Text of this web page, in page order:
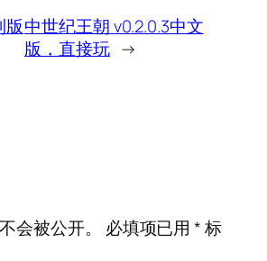
版中世纪王朝 v0.2.0.3中文
版，直接玩 →
会被公开。
必填项已用*标